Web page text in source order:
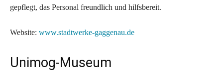
gepflegt, das Personal freundlich und hilfsbereit.
Website: www.stadtwerke-gaggenau.de
Unimog-Museum